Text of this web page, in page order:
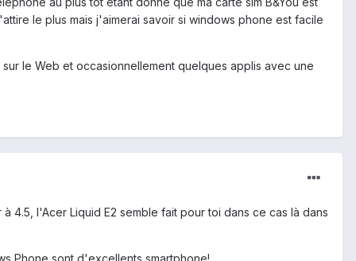
le plus mais j'aimerai savoir si windows phone est facile
le Web et occasionnellement quelques applis avec une
4.5, l'Acer Liquid E2 semble fait pour toi dans ce cas là dans